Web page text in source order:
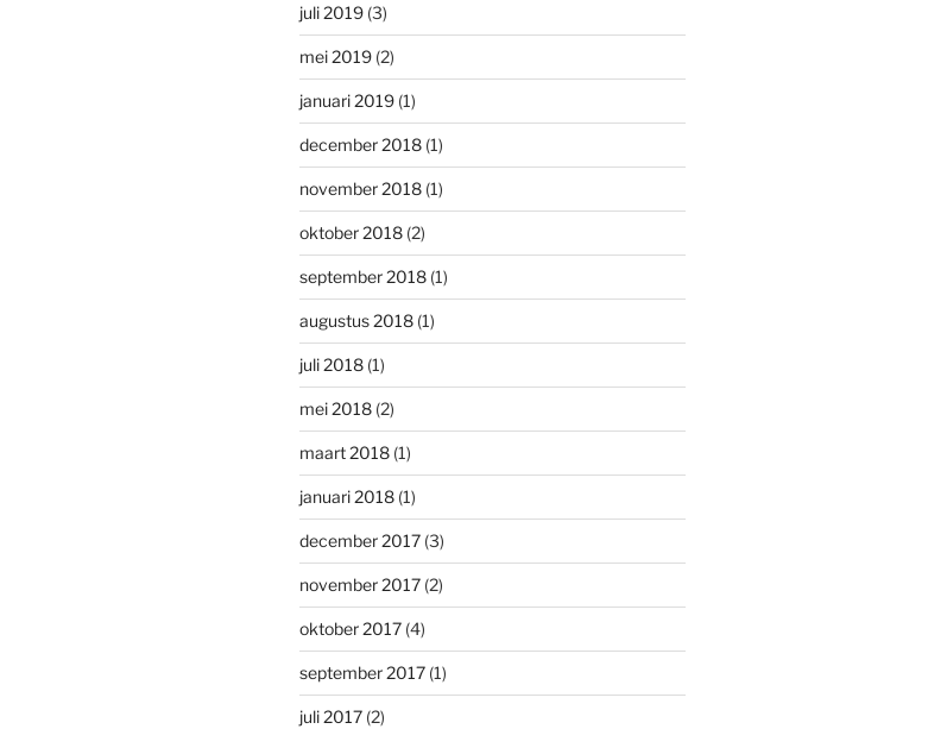
juli 2019(3)
mei 2019(2)
januari 2019(1)
december 2018(1)
november 2018(1)
oktober 2018(2)
september 2018(1)
augustus 2018(1)
juli 2018(1)
mei 2018(2)
maart 2018(1)
januari 2018(1)
december 2017(3)
november 2017(2)
oktober 2017(4)
september 2017(1)
juli 2017(2)